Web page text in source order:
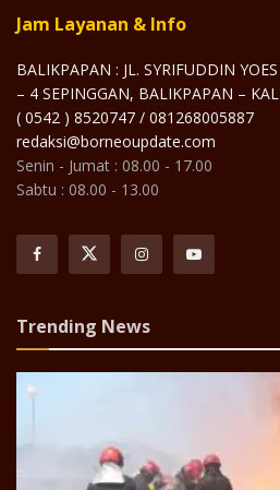
Jam Layanan & Info
BALIKPAPAN : JL. SYRIFUDDIN
– 4 SEPINGGAN, BALIKPAPAN –
( 0542 ) 8520747 / 081268005887
redaksi@borneoupdate.com
Senin - Jumat : 08.00 - 17.00
Sabtu : 08.00 - 13.00
Trending News